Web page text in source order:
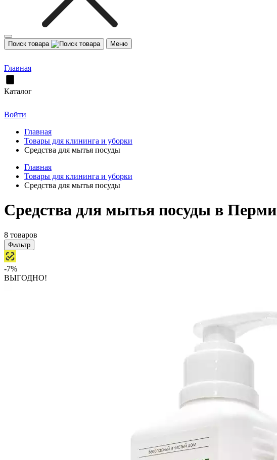
Поиск товара Меню
Главная
Каталог
Войти
Главная
Товары для клининга и уборки
Средства для мытья посуды
Главная
Товары для клининга и уборки
Средства для мытья посуды
Средства для мытья посуды в Перми
8 товаров
Фильтр
-7%
ВЫГОДНО!